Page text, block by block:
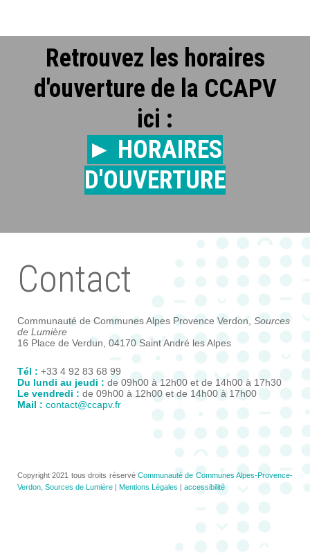
Retrouvez les horaires
d'ouverture de la CCAPV
ici :
► HORAIRES
D'OUVERTURE
Contact
Communauté de Communes Alpes Provence Verdon, Sources
de Lumière
16 Place de Verdun, 04170 Saint André les Alpes
Tél : +33 4 92 83 68 99
Du lundi au jeudi : de 09h00 à 12h00 et de 14h00 à 17h30
Le vendredi : de 09h00 à 12h00 et de 14h00 à 17h00
Mail : contact@ccapv.fr
Copyright 2021 tous droits réservé Communauté de Communes Alpes-Provence-
Verdon, Sources de Lumière | Mentions Légales | accessibilité